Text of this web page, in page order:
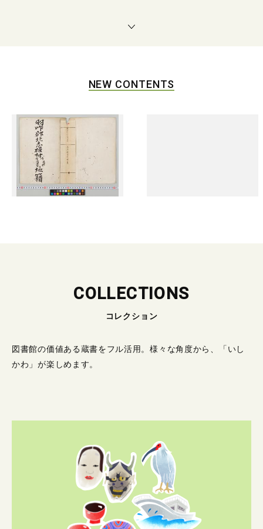
NEW CONTENTS
COLLECTIONS
コレクション
図書館の価値ある蔵書をフル活用。様々な角度から、「いし
かわ」が楽しめます。